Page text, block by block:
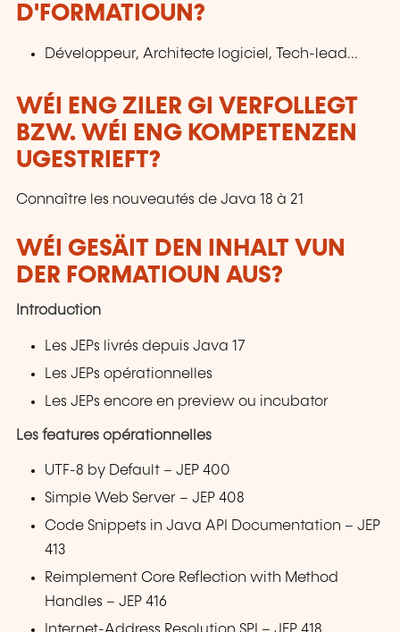
D'FORMATIOUN?
Développeur, Architecte logiciel, Tech-lead...
WÉI ENG ZILER GI VERFOLLEGT
BZW. WÉI ENG KOMPETENZEN
UGESTRIEFT?
Connaître les nouveautés de Java 18 à 21
WÉI GESÄIT DEN INHALT VUN
DER FORMATIOUN AUS?
Introduction
Les JEPs livrés depuis Java 17
Les JEPs opérationnelles
Les JEPs encore en preview ou incubator
Les features opérationnelles
UTF-8 by Default – JEP 400
Simple Web Server – JEP 408
Code Snippets in Java API Documentation – JEP
413
Reimplement Core Reflection with Method
Handles – JEP 416